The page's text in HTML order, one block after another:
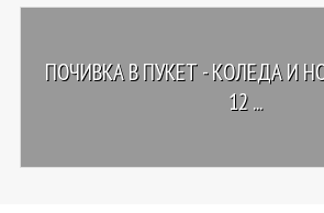
ПОЧИВКА В ПУКЕТ - КОЛЕДА И
12 ...